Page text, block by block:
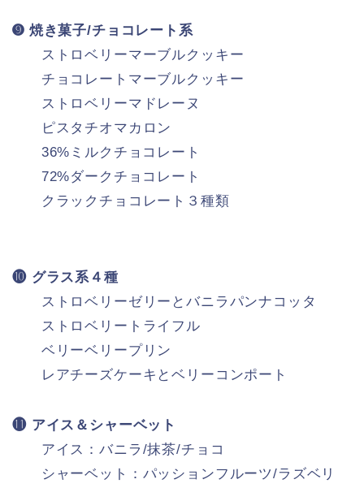
➒ 焼き菓子/チョコレート系
ストロベリーマーブルクッキー
チョコレートマーブルクッキー
ストロベリーマドレーヌ
ピスタチオマカロン
36%ミルクチョコレート
72%ダークチョコレート
クラックチョコレート３種類
❿ グラス系４種
ストロベリーゼリーとバニラパンナコッタ
ストロベリートライフル
ベリーベリープリン
レアチーズケーキとベリーコンポート
⓫ アイス＆シャーベット
アイス：バニラ/抹茶/チョコ
シャーベット：パッションフルーツ/ラズベリ